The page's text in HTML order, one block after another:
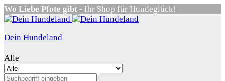
Wo Liebe Pfote gibt - Ihr Shop für Hundeglück!
Dein Hundeland
Alle